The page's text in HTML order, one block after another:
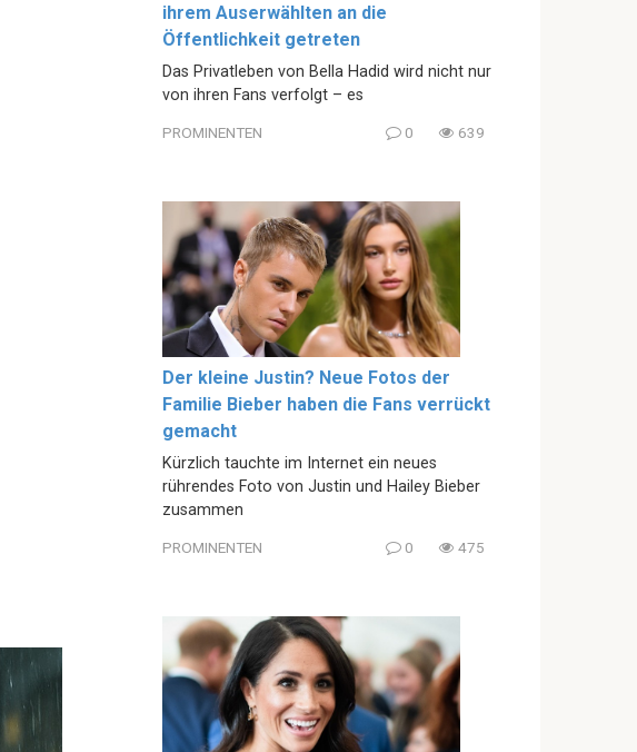
ihrem Auserwählten an die
Öffentlichkeit getreten
Das Privatleben von Bella Hadid wird nicht nur
von ihren Fans verfolgt – es
PROMINENTEN 0 639
Der kleine Justin? Neue Fotos der
Familie Bieber haben die Fans verrückt
gemacht
Kürzlich tauchte im Internet ein neues
rührendes Foto von Justin und Hailey Bieber
zusammen
PROMINENTEN 0 475